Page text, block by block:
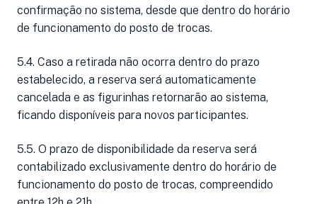
confirmação no sistema, desde que dentro do horário
de funcionamento do posto de trocas.
5.4. Caso a retirada não ocorra dentro do prazo
estabelecido, a reserva será automaticamente
cancelada e as figurinhas retornarão ao sistema,
ficando disponíveis para novos participantes.
5.5. O prazo de disponibilidade da reserva será
contabilizado exclusivamente dentro do horário de
funcionamento do posto de trocas, compreendido